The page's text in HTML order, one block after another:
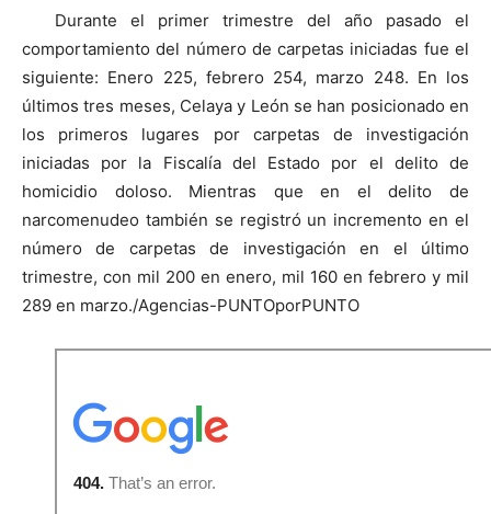
Durante el primer trimestre del año pasado el
comportamiento del número de carpetas iniciadas fue el
siguiente: Enero 225, febrero 254, marzo 248. En los
últimos tres meses, Celaya y León se han posicionado en
los primeros lugares por carpetas de investigación
iniciadas por la Fiscalía del Estado por el delito de
homicidio doloso. Mientras que en el delito de
narcomenudeo también se registró un incremento en el
número de carpetas de investigación en el último
trimestre, con mil 200 en enero, mil 160 en febrero y mil
289 en marzo./Agencias-PUNTOporPUNTO